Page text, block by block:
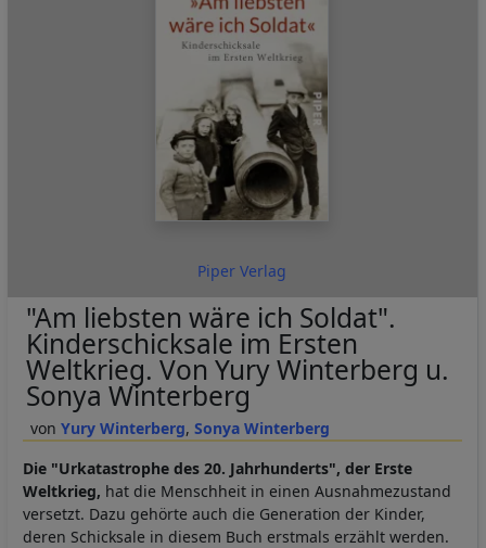
Piper Verlag
Yury Winterberg Sonya Winterberg
"Am liebsten wäre ich Soldat".
Kinderschicksale im Ersten
Weltkrieg. Von Yury Winterberg u.
Sonya Winterberg
Die "Urkatastrophe des 20. Jahrhunderts", der Erste
Weltkrieg, hat die Menschheit in einen Ausnahmezustand
versetzt. Dazu gehörte auch die Generation der Kinder,
deren Schicksale in diesem Buch erstmals erzählt werden.